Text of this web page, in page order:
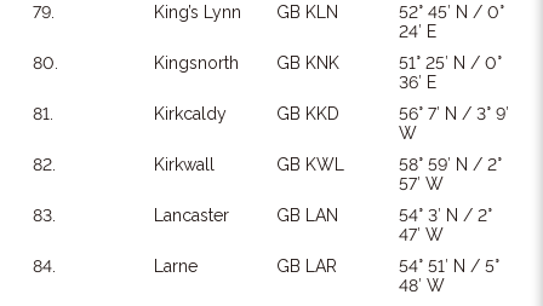
79.
King’s Lynn GB KLN
52° 45′ N / 0°
24′ E
80.
Kingsnorth GB KNK
51° 25′ N / 0°
36′ E
81.
Kirkcaldy GB KKD
56° 7′ N / 3° 9′
W
82.
Kirkwall GB KWL
58° 59′ N / 2°
57′ W
83.
Lancaster GB LAN
54° 3′ N / 2°
47′ W
84.
Larne GB LAR
54° 51′ N / 5°
48′ W